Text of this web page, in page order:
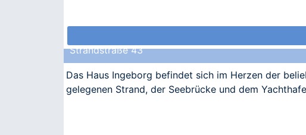
Strandstraße 43
Das Haus Ingeborg befindet sich im Herzen der
gelegenen Strand, der Seebrücke und dem